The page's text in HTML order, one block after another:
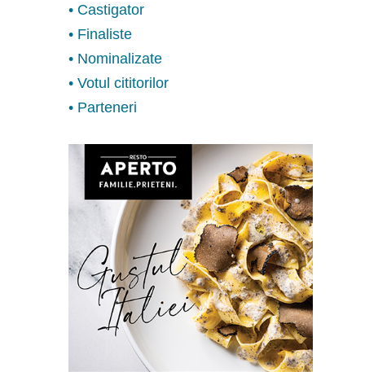
• Castigator
• Finaliste
• Nominalizate
• Votul cititorilor
• Parteneri